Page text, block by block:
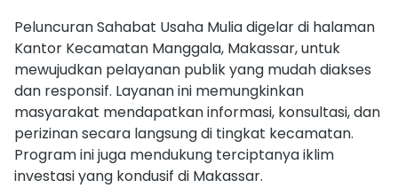
Peluncuran Sahabat Usaha Mulia digelar di halaman
Kantor Kecamatan Manggala, Makassar, untuk
mewujudkan pelayanan publik yang mudah diakses
dan responsif. Layanan ini memungkinkan
masyarakat mendapatkan informasi, konsultasi, dan
perizinan secara langsung di tingkat kecamatan.
Program ini juga mendukung terciptanya iklim
investasi yang kondusif di Makassar.